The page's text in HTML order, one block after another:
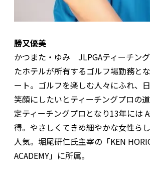
勝又優美
かつまた・ゆみ JLPGAティーチン
たホテルが所有するゴルフ場勤務と
ート。ゴルフを楽しむ人々にふれ、
笑顔にしたいとティーチングプロの
定ティーチングプロとなり13年には
得。やさしくてきめ細やかな女性ら
人気。堀尾研仁氏主宰の「KEN
ACADEMY」に所属。